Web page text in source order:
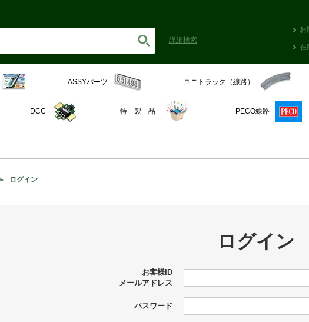
詳細検索
お
在
ASSYパーツ ユニトラック（線路）
DCC 特 製 品 PECO線路
ログイン
ログイン
お客様ID
メールアドレス
パスワード